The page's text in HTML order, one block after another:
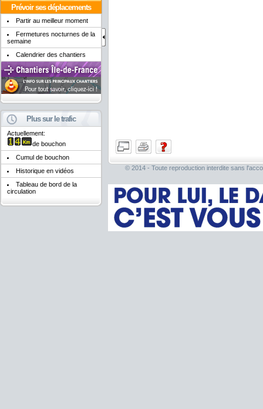
Prévoir ses déplacements
Partir au meilleur moment
Fermetures nocturnes de la
semaine
Calendrier des chantiers
Plus sur le trafic
Actuellement:
de bouchon
Cumul de bouchon
Historique en vidéos
Tableau de bord de la
circulation
© 2014 - Toute reproduction interdite sans